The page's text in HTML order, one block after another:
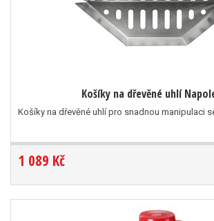
Košíky na dřevěné uhlí
Košíky na dřevěné uhlí pro snadnou manipulaci
1 089 Kč